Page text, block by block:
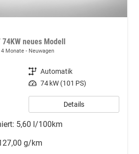
74KW neues Modell
4 Monate Neuwagen
Getriebe Automatik
Leistung 74 kW (101 PS)
Details
5,60 l/100km
g/km